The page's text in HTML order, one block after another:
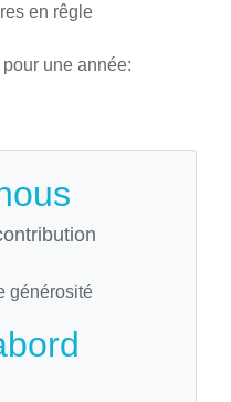
en rêgle
une année:
générosité